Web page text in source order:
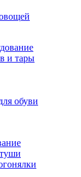
и тары
обуви